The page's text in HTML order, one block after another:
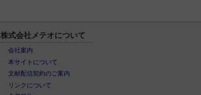
株式会社メテオについて
会社案内
本サイトについて
文献配信契約のご案内
リンクについて